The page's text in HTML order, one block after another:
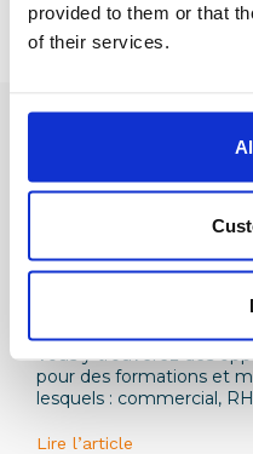
provided to them or that
of their services.
Institutionnel
Plus de 500 offres
l’industrie de la
de-France sur le site
Vous y trouverez des
pour des formations et
lesquels : commercial,
projets, etc.
Lire l’article